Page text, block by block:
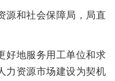
源和社会保障局，局直
好地服务用工单位和求
力资源市场建设为契机